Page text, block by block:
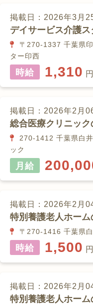
掲載日：2026年3月
デイサービス介護ス
〒270-1337 千葉県
ター印西
時給 1,310
掲載日：2026年2月
総合医療クリニック
270-1412 千葉県白
ック
月給
掲載日：2026年2月
特別養護老人ホー
〒270-1416 千葉県
時給 1,500
掲載日：2026年2月
特別養護老人ホー